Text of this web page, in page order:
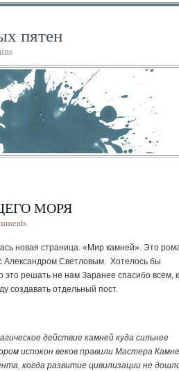
пятен
МОРЯ
новая страница. «Мир камней». Это
Александром Светловым. Хотелось бы
это решать не нам Заранее спасибо всем,
создавать отдельный пост.
действие камней куда сильнее
испокон веков правили Мастера
когда развитие цивилизации не